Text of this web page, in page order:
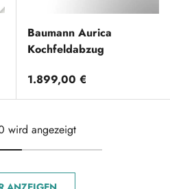
Baumann Aurica
Kochfeldabzug
Normaler Preis
1.899,00 €
wird angezeigt